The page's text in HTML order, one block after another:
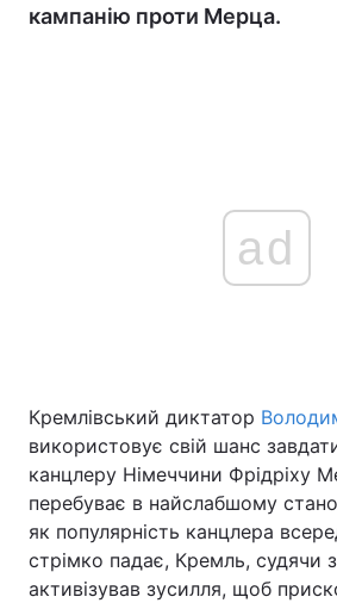
кампанію проти Мерца.
ad
Кремлівський диктатор
використовує свій шанс
канцлеру Німеччини Фрідріху
перебуває в найслабшому
як популярність канцлера
стрімко падає, Кремль, судячи
активізував зусилля, щоб